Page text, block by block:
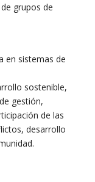
grupos de
en sistemas de
sostenible,
gestión,
de las
desarrollo